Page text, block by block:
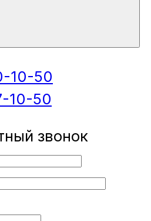
10-50
10-50
звонок